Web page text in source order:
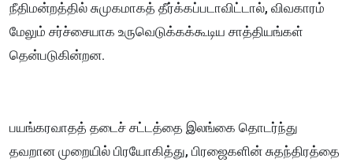
நீதிமன்றத்தில் சுமுகமாகத் தீர்க்கப்படாவிட்டால், விவகாரம்
மேலும் சர்ச்சையாக உருவெடுக்கக்கூடிய சாத்தியங்கள்
தென்படுகின்றன.
பயங்கரவாதத் தடைச் சட்டத்தை இலங்கை தொடர்ந்து
தவறான முறையில் பிரயோகித்து, பிரஜைகளின் சுதந்திரத்தை